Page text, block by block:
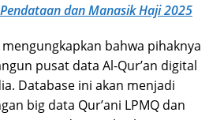
dan Manasik Haji 2025
bahwa pihaknya
pusat data Al-Qur’an digital
Database ini akan menjadi
big data Qur’ani LPMQ dan